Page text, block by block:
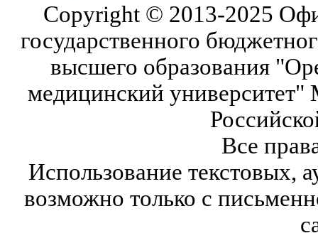
Copyright © 2013-2025
государственного
высшего образования
медицинский университет"
Все
Использование текстовых,
возможно только с